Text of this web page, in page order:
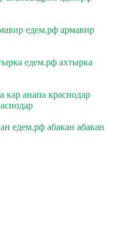
едем.рф армавир
едем.рф ахтырка
кар анапа краснодар
едем.рф абакан абакан